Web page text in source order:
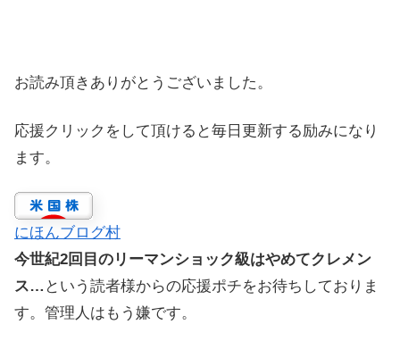
お読み頂きありがとうございました。
応援クリックをして頂けると毎日更新する励みになり
ます。
にほんブログ村
今世紀2回目のリーマンショック級はやめてクレメン
ス… という読者様からの応援ポチをお待ちしておりま
す。管理人はもう嫌です。